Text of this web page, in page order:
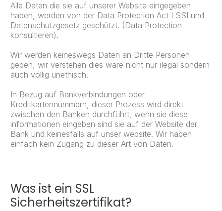
Alle Daten die sie auf unserer Website eingegeben
haben, werden von der Data Protection Act LSSI und
Datenschutzgesetz geschützt. (Data Protection
konsultieren).
Wir werden keineswegs Daten an Dritte Personen
geben, wir verstehen dies wäre nicht nur iIegal sondern
auch völlig unethisch.
In Bezug auf Bankverbindungen oder
Kreditkartennummern, dieser Prozess wird direkt
zwischen den Banken durchführt, wenn sie diese
informationen eingeben sind sie auf der Website der
Bank und keinesfalls auf unser website. Wir haben
einfach kein Zugang zu dieser Art von Daten.
Was ist ein SSL
Sicherheitszertifikat?